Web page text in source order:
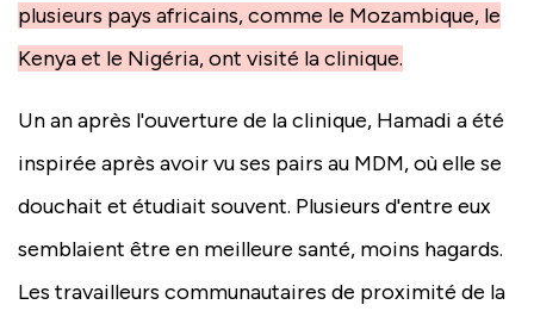
plusieurs pays africains, comme le Mozambique, le
Kenya et le Nigéria, ont visité la clinique.
Un an après l'ouverture de la clinique, Hamadi a été
inspirée après avoir vu ses pairs au MDM, où elle se
douchait et étudiait souvent. Plusieurs d'entre eux
semblaient être en meilleure santé, moins hagards.
Les travailleurs communautaires de proximité de la